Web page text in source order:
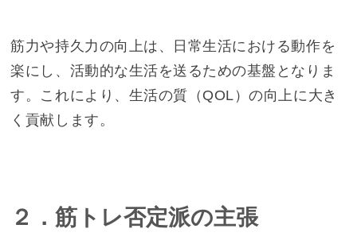
筋力や持久力の向上は、日常生活における動作を
楽にし、活動的な生活を送るための基盤となりま
す。これにより、生活の質（QOL）の向上に大き
く貢献します。
２．筋トレ否定派の主張